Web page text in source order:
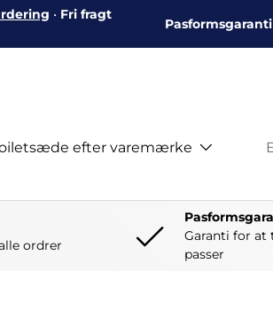
• Fri fragt
Pasformsgaranti
efter varemærke
ordrer
Garanti for
passer